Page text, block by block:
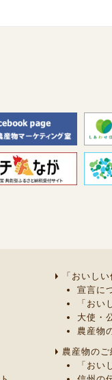
「おいし
宣言に
「おい
大使・
農産物
農産物のご
「おい